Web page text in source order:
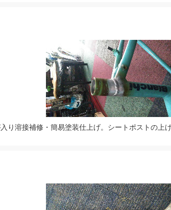
溶接補修・簡易塗装仕上げ。シートポストの上